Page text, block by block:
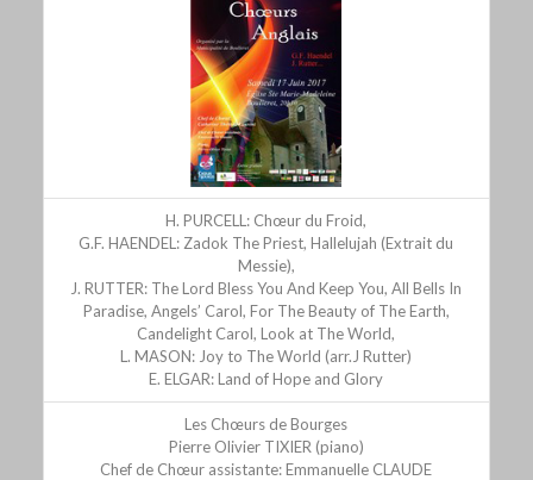
H. PURCELL: Chœur du Froid,
G.F. HAENDEL: Zadok The Priest, Hallelujah (Extrait du
Messie),
J. RUTTER: The Lord Bless You And Keep You, All Bells In
Paradise, Angels’ Carol, For The Beauty of The Earth,
Candelight Carol, Look at The World,
L. MASON: Joy to The World (arr.J Rutter)
E. ELGAR: Land of Hope and Glory
Les Chœurs de Bourges
Pierre Olivier TIXIER (piano)
Chef de Chœur assistante: Emmanuelle CLAUDE